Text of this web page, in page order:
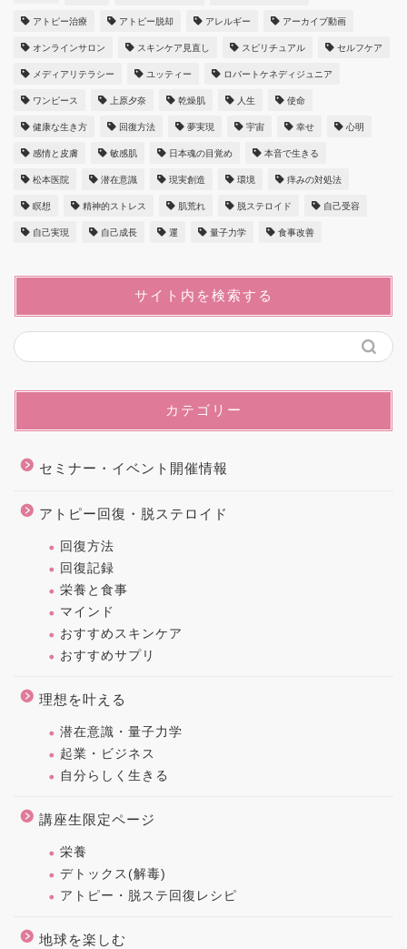
アトピー治療 アトピー脱却 アレルギー アーカイブ動画
オンラインサロン スキンケア見直し スピリチュアル セルフケア
メディアリテラシー ユッティー ロバートケネディジュニア
ワンピース 上原夕奈 乾燥肌 人生 使命
健康な生き方 回復方法 夢実現 宇宙 幸せ 心明
感情と皮膚 敏感肌 日本魂の目覚め 本音で生きる
松本医院 潜在意識 現実創造 環境 痒みの対処法
瞑想 精神的ストレス 肌荒れ 脱ステロイド 自己受容
自己実現 自己成長 運 量子力学 食事改善
サイト内を検索する
カテゴリー
セミナー・イベント開催情報
アトピー回復・脱ステロイド
回復方法
回復記録
栄養と食事
マインド
おすすめスキンケア
おすすめサプリ
理想を叶える
潜在意識・量子力学
起業・ビジネス
自分らしく生きる
講座生限定ページ
栄養
デトックス(解毒)
アトピー・脱ステ回復レシピ
地球を楽しむ